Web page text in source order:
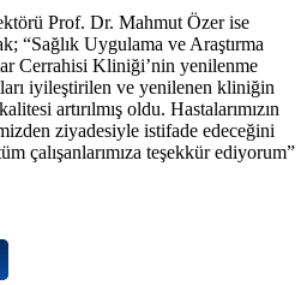
Prof. Dr. Mahmut Özer ise
“Sağlık Uygulama ve Araştırma
Cerrahisi Kliniği’nin yenilenme
iyileştirilen ve yenilenen kliniğin
artırılmış oldu. Hastalarımızın
ziyadesiyle istifade edeceğini
çalışanlarımıza teşekkür ediyorum”